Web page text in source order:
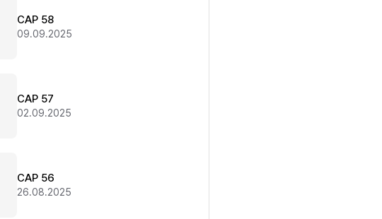
CAP 58
09.09.2025
CAP 57
02.09.2025
CAP 56
26.08.2025